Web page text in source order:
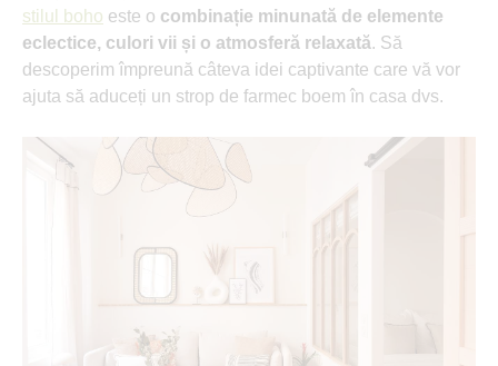
stilul boho este o combinație minunată de elemente
eclectice, culori vii și o atmosferă relaxată. Să
descoperim împreună câteva idei captivante care vă vor
ajuta să aduceți un strop de farmec boem în casa dvs.